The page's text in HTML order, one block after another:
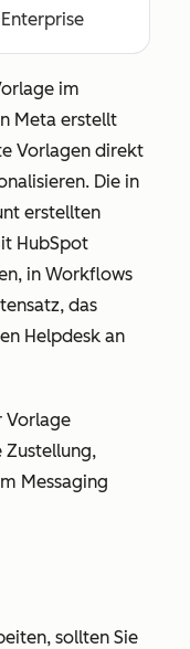
im
Meta erstellt
Vorlagen direkt
Die in
erstellten
HubSpot
in Workflows
das
Helpdesk an
Vorlage
Zustellung,
Messaging
sollten Sie